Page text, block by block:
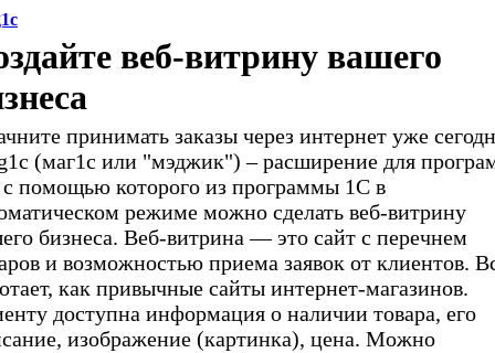
веб-витрину вашего
принимать заказы через интернет уже
(маг1с или "мэджик") – расширение для
помощью которого из программы 1С в
режиме можно сделать веб-витрину
бизнеса. Веб-витрина — это сайт с перечнем
и возможностью приема заявок от клиентов.
как привычные сайты интернет-магазинов.
доступна информация о наличии товара, его
изображение (картинка), цена. Можно